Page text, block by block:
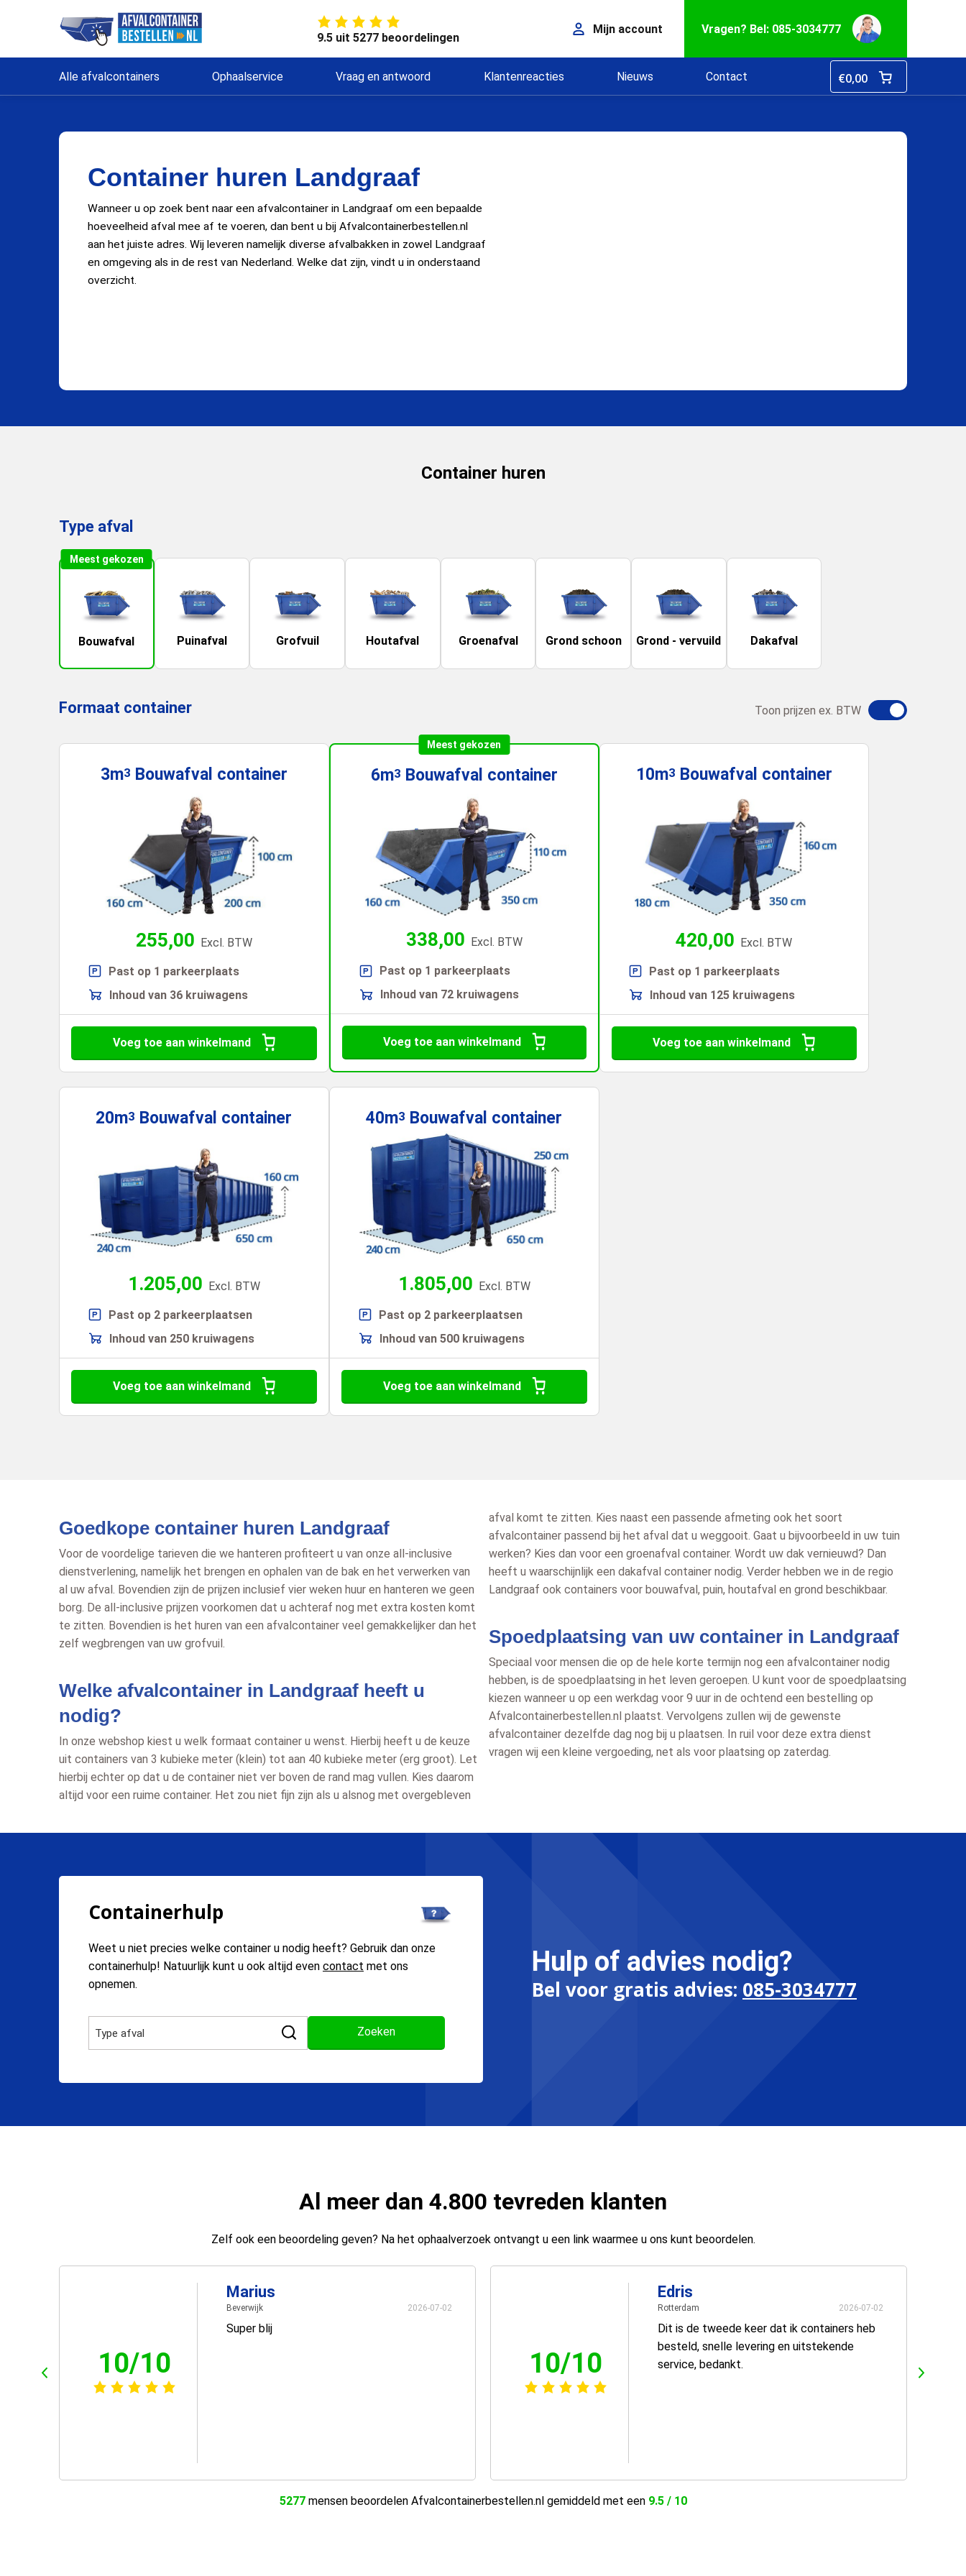
9.5 uit 5277 beoordelingen
Mijn account Vragen? Bel: 085-3034777
Alle afvalcontainers Ophaalservice Vraag en antwoord Klantenreacties Nieuws Contact €0,00
Container huren Landgraaf
Wanneer u op zoek bent naar een afvalcontainer in Landgraaf om een bepaalde
hoeveelheid afval mee af te voeren, dan bent u bij Afvalcontainerbestellen.nl
aan het juiste adres. Wij leveren namelijk diverse afvalbakken in zowel Landgraaf
en omgeving als in de rest van Nederland. Welke dat zijn, vindt u in onderstaand
overzicht.
Container huren
Type afval
Meest gekozen
Bouwafval Puinafval Grofvuil Houtafval Groenafval Grond schoon Grond - vervuild Dakafval
Formaat container Toon prijzen ex. BTW
3m3 Bouwafval container
255,00 Excl. BTW
Past op 1 parkeerplaats
Inhoud van 36 kruiwagens
Voeg toe aan winkelmand
Meest gekozen
6m3 Bouwafval container
338,00 Excl. BTW
Past op 1 parkeerplaats
Inhoud van 72 kruiwagens
Voeg toe aan winkelmand
10m3 Bouwafval container
420,00 Excl. BTW
Past op 1 parkeerplaats
Inhoud van 125 kruiwagens
Voeg toe aan winkelmand
20m3 Bouwafval container
1.205,00 Excl. BTW
Past op 2 parkeerplaatsen
Inhoud van 250 kruiwagens
Voeg toe aan winkelmand
40m3 Bouwafval container
1.805,00 Excl. BTW
Past op 2 parkeerplaatsen
Inhoud van 500 kruiwagens
Voeg toe aan winkelmand
Goedkope container huren Landgraaf
Voor de voordelige tarieven die we hanteren profiteert u van onze all-inclusive
dienstverlening, namelijk het brengen en ophalen van de bak en het verwerken van
al uw afval. Bovendien zijn de prijzen inclusief vier weken huur en hanteren we geen
borg. De all-inclusive prijzen voorkomen dat u achteraf nog met extra kosten komt
te zitten. Bovendien is het huren van een afvalcontainer veel gemakkelijker dan het
zelf wegbrengen van uw grofvuil.
Welke afvalcontainer in Landgraaf heeft u
nodig?
In onze webshop kiest u welk formaat container u wenst. Hierbij heeft u de keuze
uit containers van 3 kubieke meter (klein) tot aan 40 kubieke meter (erg groot). Let
hierbij echter op dat u de container niet ver boven de rand mag vullen. Kies daarom
altijd voor een ruime container. Het zou niet fijn zijn als u alsnog met overgebleven
afval komt te zitten. Kies naast een passende afmeting ook het soort
afvalcontainer passend bij het afval dat u weggooit. Gaat u bijvoorbeeld in uw tuin
werken? Kies dan voor een groenafval container. Wordt uw dak vernieuwd? Dan
heeft u waarschijnlijk een dakafval container nodig. Verder hebben we in de regio
Landgraaf ook containers voor bouwafval, puin, houtafval en grond beschikbaar.
Spoedplaatsing van uw container in Landgraaf
Speciaal voor mensen die op de hele korte termijn nog een afvalcontainer nodig
hebben, is de spoedplaatsing in het leven geroepen. U kunt voor de spoedplaatsing
kiezen wanneer u op een werkdag voor 9 uur in de ochtend een bestelling op
Afvalcontainerbestellen.nl plaatst. Vervolgens zullen wij de gewenste
afvalcontainer dezelfde dag nog bij u plaatsen. In ruil voor deze extra dienst
vragen wij een kleine vergoeding, net als voor plaatsing op zaterdag.
Containerhulp
Weet u niet precies welke container u nodig heeft? Gebruik dan onze
containerhulp! Natuurlijk kunt u ook altijd even contact met ons
opnemen.
Hulp of advies nodig?
Bel voor gratis advies: 085-3034777
Al meer dan 4.800 tevreden klanten
Zelf ook een beoordeling geven? Na het ophaalverzoek ontvangt u een link waarmee u ons kunt beoordelen.
10/10
Marius
Beverwijk 2026-07-02
Super blij
10/10
Edris
Rotterdam 2026-07-02
Dit is de tweede keer dat ik containers heb
besteld, snelle levering en uitstekende
service, bedankt.
5277mensen beoordelen Afvalcontainerbestellen.nl gemiddeld met een 9.5 / 10